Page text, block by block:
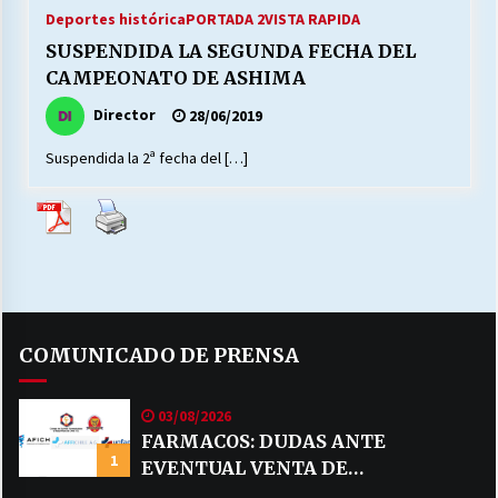
MUNICIPALIDAD, TRABAJADORES, CLIMA
LABORAL:
13/07/2026
Escuela hospitalaria El Carmen de Maipu.
VOLVER A SER ALTERNATIVA
MUNICIPALIDADES, HONORARIOS, DESPIDOS
Deportes históricaPORTADA 2VISTA RAPIDA
SUSPENDIDA LA SEGUNDA FECHA DEL
CAMPEONATO DE ASHIMA
Director 28/06/2019
Suspendida la 2ª fecha del […]
COMUNICADO DE PRENSA
1
03/08/2026
FARMACOS: DUDAS ANTE
EVENTUAL VENTA DE